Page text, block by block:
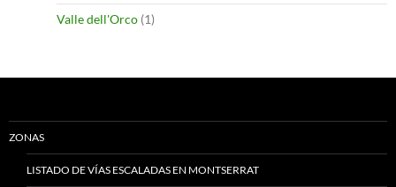
Valle dell'Orco (1)
ZONAS
LISTADO DE VÍAS ESCALADAS EN MONTSERRAT